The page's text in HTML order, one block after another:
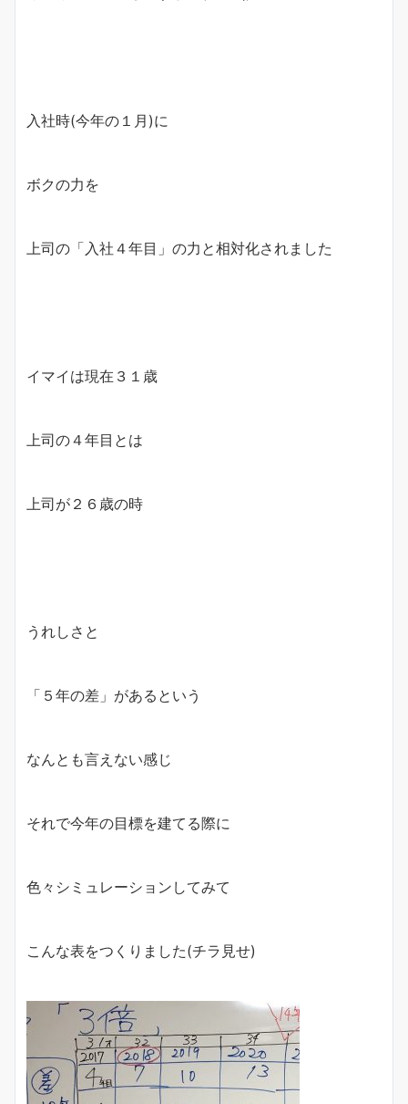
入社時(今年の１月)に
ボクの力を
上司の「入社４年目」の力と相対化されました
イマイは現在３１歳
上司の４年目とは
上司が２６歳の時
うれしさと
「５年の差」があるという
なんとも言えない感じ
それで今年の目標を建てる際に
色々シミュレーションしてみて
こんな表をつくりました(チラ見せ)